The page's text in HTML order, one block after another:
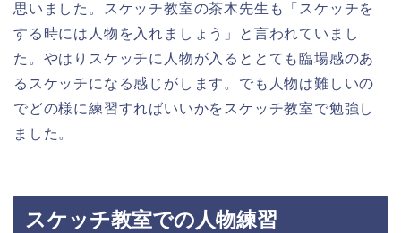
思いました。スケッチ教室の茶木先生も「スケッチを
する時には人物を入れましょう」と言われていまし
た。やはりスケッチに人物が入るととても臨場感のあ
るスケッチになる感じがします。でも人物は難しいの
でどの様に練習すればいいかをスケッチ教室で勉強し
ました。
スケッチ教室での人物練習